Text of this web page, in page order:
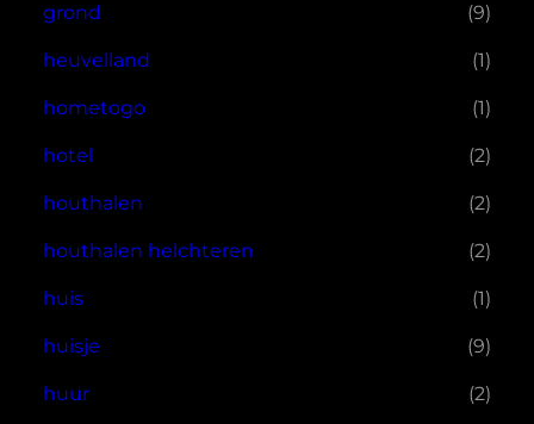
grond (9)
heuvelland (1)
hometogo (1)
hotel (2)
houthalen (2)
houthalen helchteren (2)
huis (1)
huisje (9)
huur (2)